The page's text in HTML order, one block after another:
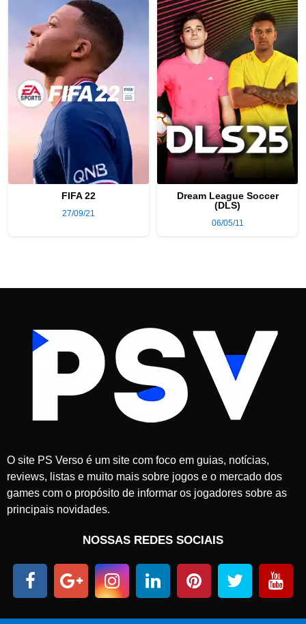
FIFA 22
27/09/21
Dream League Soccer
(DLS)
06/05/11
O site PS Verso é um site com foco em guias, notícias,
reviews, listas e muito mais sobre jogos e o mercado dos
games com o propósito de informar os jogadores sobre as
principais novidades.
NOSSAS REDES SOCIAIS